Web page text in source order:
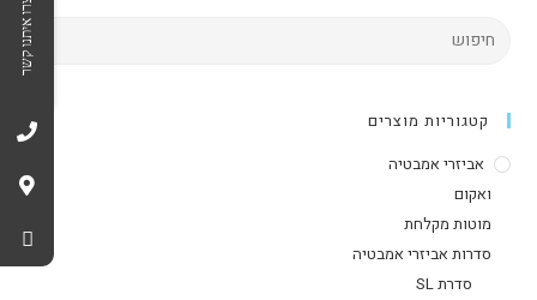
קטגוריות מוצרים
אביזרי אמבטיה
ואקום
מוטות מקלחת
סדרות אביזרי אמבטיה
סדרת SL
צרו איתנו קשר